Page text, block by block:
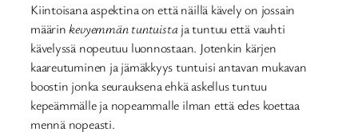
Kiintoisana aspektina on että näillä kävely on jossain
määrinkevyemmän tuntuistaja tuntuu että vauhti
kävelyssä nopeutuu luonnostaan. Jotenkin kärjen
kaareutuminen ja jämäkkyys tuntuisi antavan mukavan
boostin jonka seurauksena ehkä askellus tuntuu
kepeämmälle ja nopeammalle ilman että edes koettaa
mennä nopeasti.